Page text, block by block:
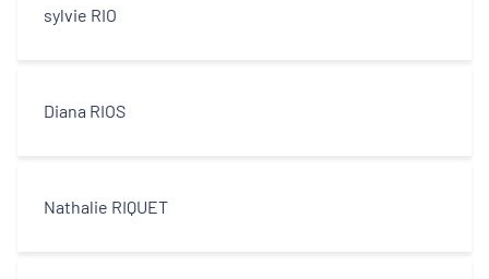
sylvie RIO
Diana RIOS
Nathalie RIQUET